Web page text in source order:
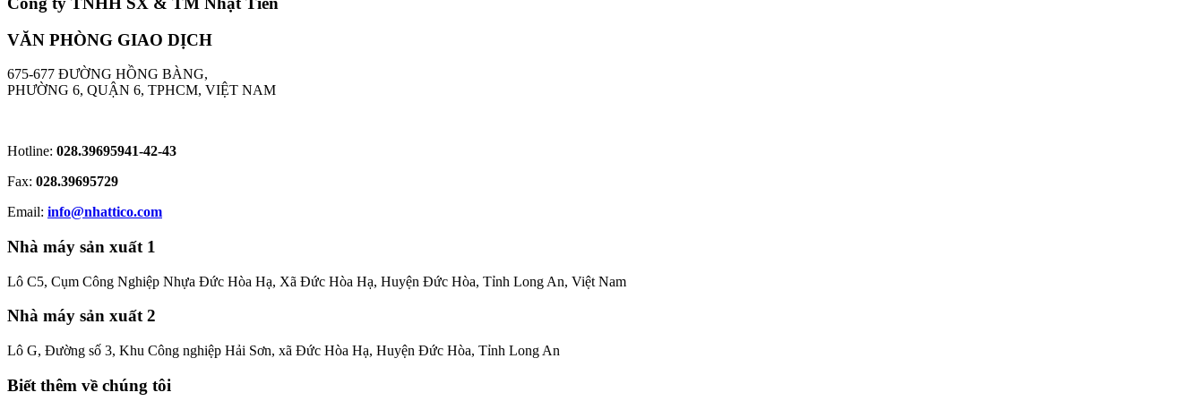
VĂN PHÒNG GIAO DỊCH
675-677 ĐƯỜNG HỒNG BÀNG,
PHƯỜNG 6, QUẬN 6, TPHCM, VIỆT NAM
Hotline: 028.39695941-42-43
Fax: 028.39695729
Email: info@nhattico.com
Nhà máy sản xuất 1
Lô C5, Cụm Công Nghiệp Nhựa Đức Hòa Hạ, Xã Đức Hòa Hạ, Huyện Đức Hòa, Tỉnh Long An, Việt Nam
Nhà máy sản xuất 2
Lô G, Đường số 3, Khu Công nghiệp Hải Sơn, xã Đức Hòa Hạ, Huyện Đức Hòa, Tỉnh Long An
Biết thêm về chúng tôi